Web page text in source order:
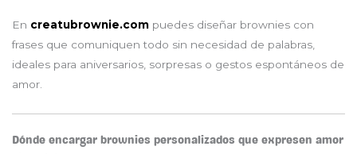
En creatubrownie.com puedes diseñar brownies con
frases que comuniquen todo sin necesidad de palabras,
ideales para aniversarios, sorpresas o gestos espontáneos de
amor.
Dónde encargar brownies personalizados que expresen amor